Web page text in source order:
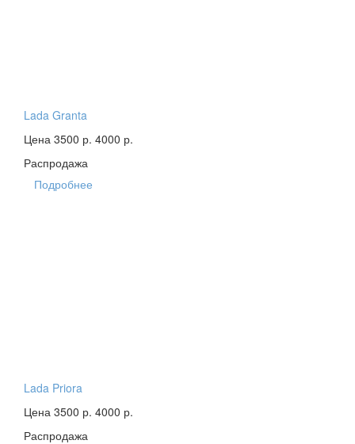
Lada Granta
Цена 3500 р. 4000 р.
Распродажа
Подробнее
Lada Priora
Цена 3500 р. 4000 р.
Распродажа